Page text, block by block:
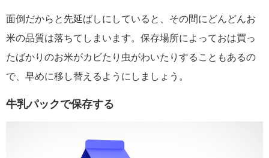
面倒だからと先延ばしにしていると、その間にどんどんお
米の品質は落ちてしまいます。保存場所によっておは買っ
たばかりのお米がカビたり虫がわいたりすることもあるの
で、早めに移し替えるようにしましょう。
牛乳パックで保存する